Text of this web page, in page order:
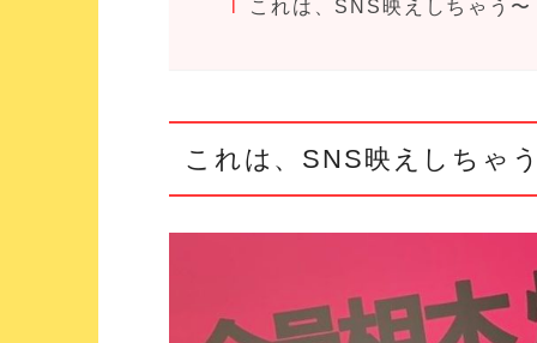
これは、SNS映えしちゃう〜
これは、SNS映えしちゃ